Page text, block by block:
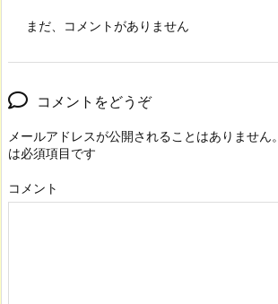
まだ、コメントがありません
コメントをどうぞ
メールアドレスが公開されることはありません。
は必須項目です
コメント